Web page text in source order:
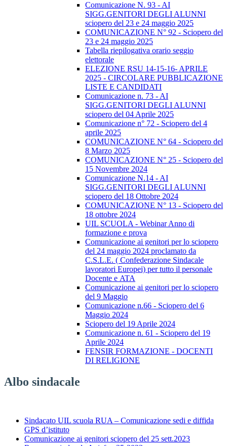
Comunicazione N. 93 - AI
SIGG.GENITORI DEGLI ALUNNI
sciopero del 23 e 24 maggio 2025
COMUNICAZIONE N° 92 - Sciopero del
23 e 24 maggio 2025
Tabella riepilogativa orario seggio
elettorale
ELEZIONE RSU 14-15-16- APRILE
2025 - CIRCOLARE PUBBLICAZIONE
LISTE E CANDIDATI
Comunicazione n. 73 - AI
SIGG.GENITORI DEGLI ALUNNI
sciopero del 04 Aprile 2025
Comunicazione n° 72 - Sciopero del 4
aprile 2025
COMUNICAZIONE N° 64 - Sciopero del
8 Marzo 2025
COMUNICAZIONE N° 25 - Sciopero del
15 Novembre 2024
Comunicazione N.14 - AI
SIGG.GENITORI DEGLI ALUNNI
sciopero del 18 Ottobre 2024
COMUNICAZIONE N° 13 - Sciopero del
18 ottobre 2024
UIL SCUOLA - Webinar Anno di
formazione e prova
Comunicazione ai genitori per lo sciopero
del 24 maggio 2024 proclamato da
C.S.L.E. ( Confederazione Sindacale
lavoratori Europei) per tutto il personale
Docente e ATA
Comunicazione ai genitori per lo sciopero
del 9 Maggio
Comunicazione n.66 - Sciopero del 6
Maggio 2024
Sciopero del 19 Aprile 2024
Comunicazione n. 61 - Sciopero del 19
Aprile 2024
FENSIR FORMAZIONE - DOCENTI
DI RELIGIONE
Albo sindacale
Sindacato UIL scuola RUA – Comunicazione sedi e diffida
GPS d’istituto
Comunicazione ai genitori sciopero del 25 sett.2023